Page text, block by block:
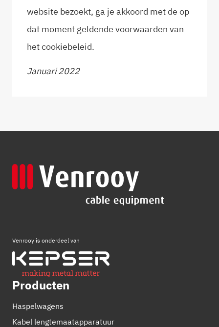
website bezoekt, ga je akkoord met de op
dat moment geldende voorwaarden van
het cookiebeleid.
Januari 2022
Venrooy is onderdeel van
Producten
Haspelwagens
Kabel lengtemaatapparatuur